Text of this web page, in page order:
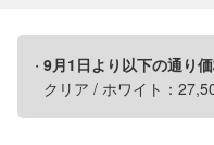
9月1日より以下の通り価
クリア / ホワイト：